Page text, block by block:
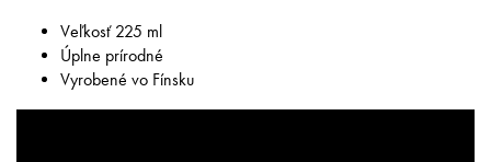
Veľkosť 225 ml
Úplne prírodné
Vyrobené vo Fínsku